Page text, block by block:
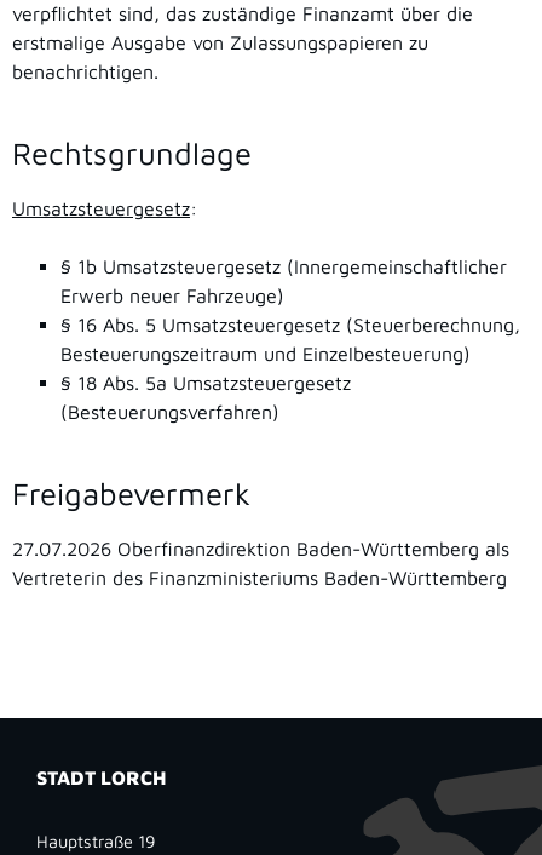
verpflichtet sind, das zuständige Finanzamt über die
erstmalige Ausgabe von Zulassungspapieren zu
benachrichtigen.
Rechtsgrundlage
Umsatzsteuergesetz:
§ 1b Umsatzsteuergesetz (Innergemeinschaftlicher
Erwerb neuer Fahrzeuge)
§ 16 Abs. 5 Umsatzsteuergesetz (Steuerberechnung,
Besteuerungszeitraum und Einzelbesteuerung)
§ 18 Abs. 5a Umsatzsteuergesetz
(Besteuerungsverfahren)
Freigabevermerk
27.07.2026 Oberfinanzdirektion Baden-Württemberg als
Vertreterin des Finanzministeriums Baden-Württemberg
STADT LORCH
Hauptstraße 19